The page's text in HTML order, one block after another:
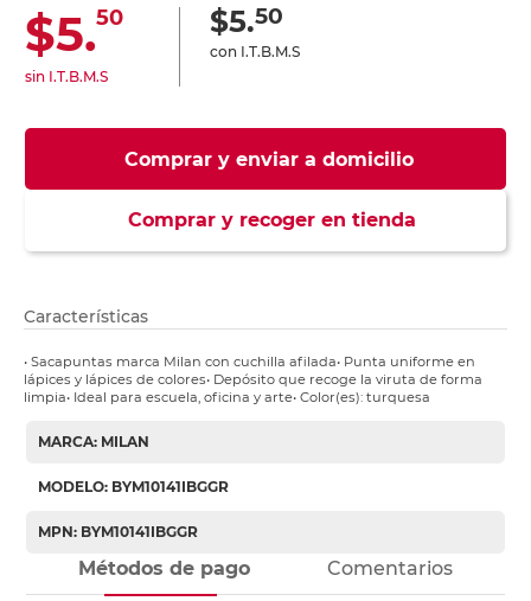
$5.50
sin I.T.B.M.S
$5.50
con I.T.B.M.S
Comprar y enviar a domicilio
Comprar y recoger en tienda
Características
• Sacapuntas marca Milan con cuchilla afilada• Punta uniforme en
lápices y lápices de colores• Depósito que recoge la viruta de forma
limpia• Ideal para escuela, oficina y arte• Color(es): turquesa
MARCA: MILAN
MODELO: BYM10141IBGGR
MPN: BYM10141IBGGR
Métodos de pago Comentarios